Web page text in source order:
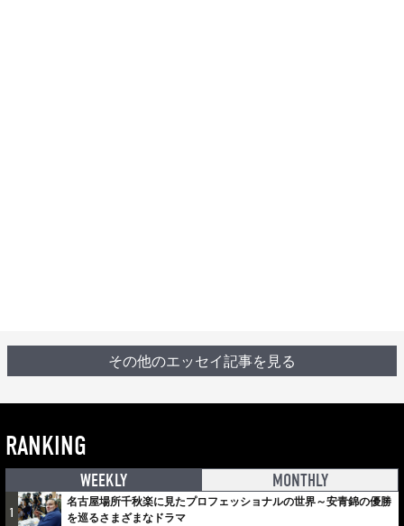
その他のエッセイ記事を見る
RANKING
WEEKLY MONTHLY
1
名古屋場所千秋楽に見たプロフェッショナルの世界～安青錦の優勝
を巡るさまざまなドラマ